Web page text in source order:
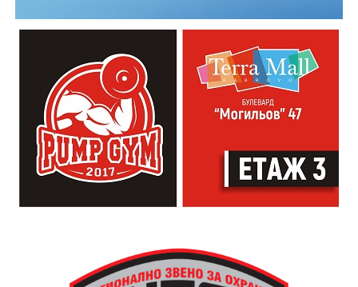
които свират на китара, да се включат – независимо
от професионалното им ниво. Събитието е различно
– то не е концерт, а споделено преживяване, в което
всеки участва по свой начин. Няма сцена или
официална програма, няма предварително обявени
изпълнители и разделение между публика и
артисти. Всеки е добре дошъл да пее, свири или
просто да преживее звездопад, изпълнен с музика,
падащи звезди и желания.
транспорт до местността Градище. Електрическият
автобус ще тръгне в 19:30 ч. от пл. „Възраждане“, а